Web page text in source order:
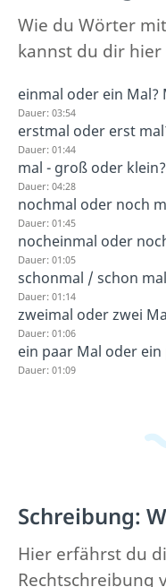
Wie du Wörter
kannst du dir hier
einmal oder ein Mal?
Dauer: 03:54
erstmal oder erst
Dauer: 01:44
mal - groß oder klein?
Dauer: 04:28
nochmal oder noch
Dauer: 01:45
nocheinmal oder
Dauer: 01:05
schonmal / schon
Dauer: 01:14
zweimal oder zwei
Dauer: 01:06
ein paar Mal oder ein
Dauer: 01:09
Schreibung:
Hier erfährst du
Rechtschreibung